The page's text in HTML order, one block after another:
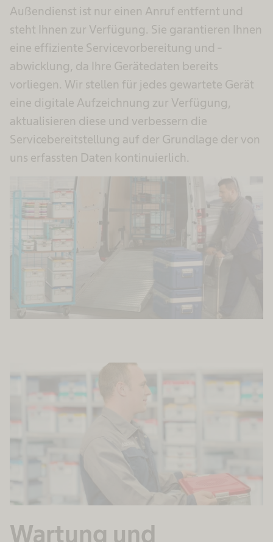
Außendienst ist nur einen Anruf entfernt und
steht Ihnen zur Verfügung. Sie garantieren Ihnen
eine effiziente Servicevorbereitung und -
abwicklung, da Ihre Gerätedaten bereits
vorliegen. Wir stellen für jedes gewartete Gerät
eine digitale Aufzeichnung zur Verfügung,
aktualisieren diese und verbessern die
Servicebereitstellung auf der Grundlage der von
uns erfassten Daten kontinuierlich.
Wartung und